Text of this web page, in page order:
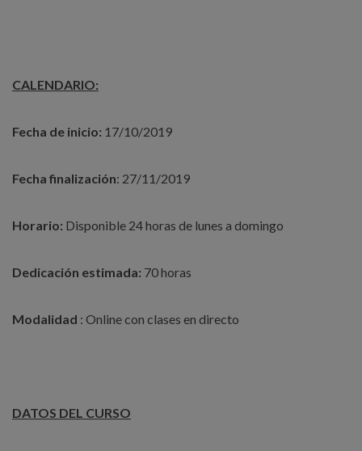
CALENDARIO:
Fecha de inicio: 17/10/2019
Fecha finalización: 27/11/2019
Horario: Disponible 24 horas de lunes a domingo
Dedicación estimada: 70 horas
Modalidad : Online con clases en directo
DATOS DEL CURSO